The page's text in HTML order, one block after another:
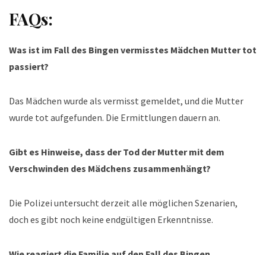
FAQs:
Was ist im Fall des Bingen vermisstes Mädchen Mutter tot
passiert?
Das Mädchen wurde als vermisst gemeldet, und die Mutter
wurde tot aufgefunden. Die Ermittlungen dauern an.
Gibt es Hinweise, dass der Tod der Mutter mit dem
Verschwinden des Mädchens zusammenhängt?
Die Polizei untersucht derzeit alle möglichen Szenarien,
doch es gibt noch keine endgültigen Erkenntnisse.